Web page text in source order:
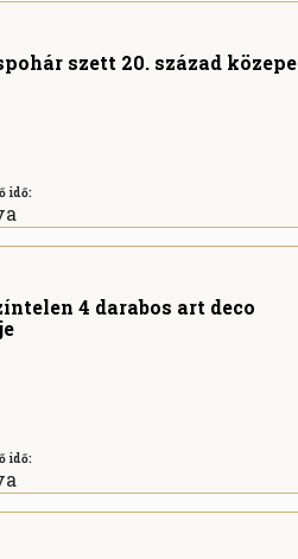
szett 20. század közepe
idő:
4 darabos art deco
idő: